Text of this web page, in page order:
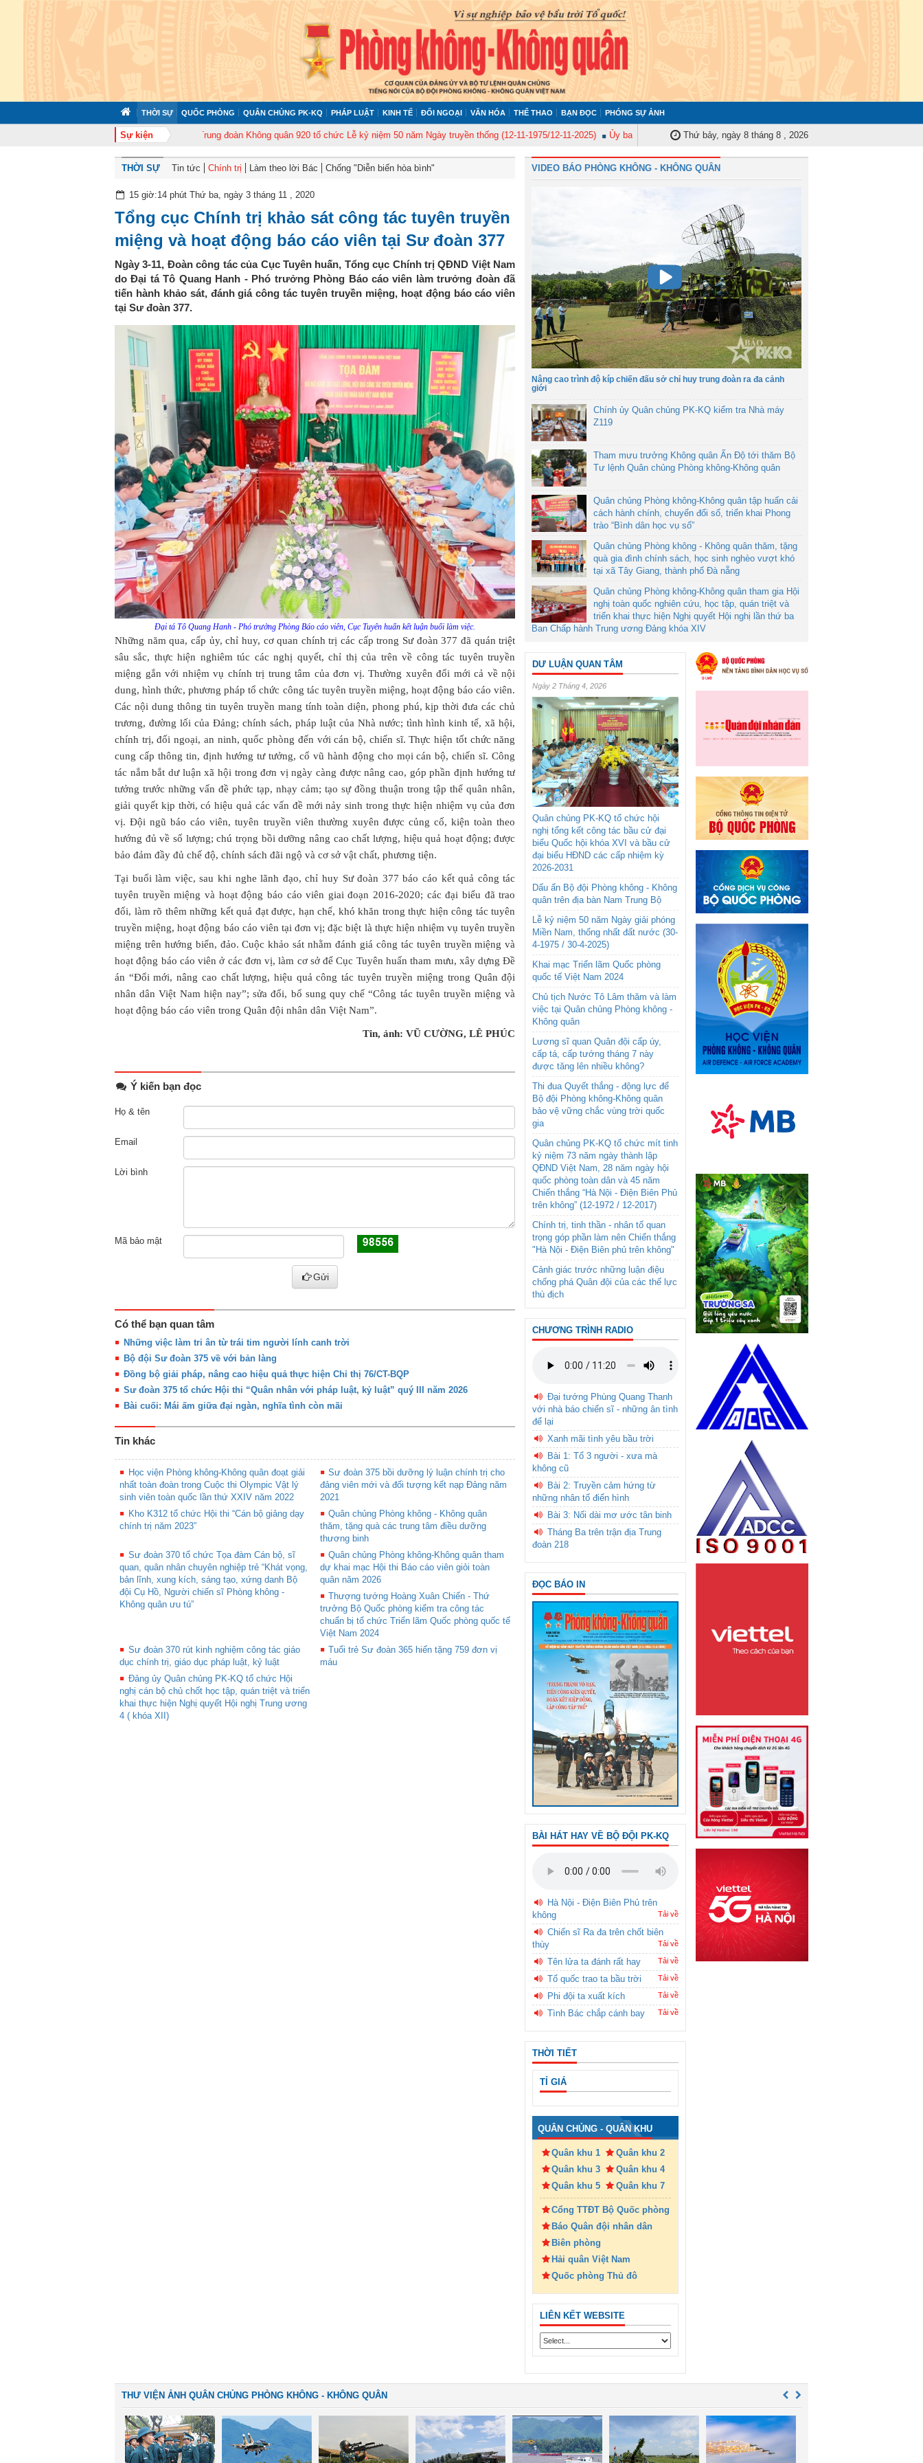
THỜI SỰ QUỐC PHÒNG QUÂN CHỦNG PK-KQ PHÁP LUẬT KINH TẾ ĐỐI NGOẠI VĂN HÓA THỂ THAO BẠN ĐỌC PHÓNG SỰ ẢNH
Sự kiện
tổ chức tập huấn cán bộ năm 2026 Trung đoàn Không quân 920 tổ chức Lễ kỷ niệm 50 năm Ngày truyền thống (12-11-1975/12-11-2025) Ủy ban Kiểm tra Quân ủy Trung ương tập huấn nghiệp vụ công tác kiểm tra, giám
Thứ bảy, ngày 8 tháng 8 , 2026
THỜI SỰ Tin tức Chính trị Làm theo lời Bác Chống "Diễn biến hòa bình"
15 giờ:14 phút Thứ ba, ngày 3 tháng 11 , 2020
Tổng cục Chính trị khảo sát công tác tuyên truyền
miệng và hoạt động báo cáo viên tại Sư đoàn 377
Ngày 3-11, Đoàn công tác của Cục Tuyên huấn, Tổng cục Chính trị QĐND Việt Nam
do Đại tá Tô Quang Hanh - Phó trưởng Phòng Báo cáo viên làm trưởng đoàn đã
tiến hành khảo sát, đánh giá công tác tuyên truyền miệng, hoạt động báo cáo viên
tại Sư đoàn 377.
Đại tá Tô Quang Hanh - Phó trưởng Phòng Báo cáo viên, Cục Tuyên huấn kết luận buổi làm việc.
Những năm qua, cấp ủy, chỉ huy, cơ quan chính trị các cấp trong Sư đoàn 377 đã quán triệt
sâu sắc, thực hiện nghiêm túc các nghị quyết, chỉ thị của trên về công tác tuyên truyền
miệng gắn với nhiệm vụ chính trị trung tâm của đơn vị. Thường xuyên đổi mới cả về nội
dung, hình thức, phương pháp tổ chức công tác tuyên truyền miệng, hoạt động báo cáo viên.
Các nội dung thông tin tuyên truyền mang tính toàn diện, phong phú, kịp thời đưa các chủ
trương, đường lối của Đảng; chính sách, pháp luật của Nhà nước; tình hình kinh tế, xã hội,
chính trị, đối ngoại, an ninh, quốc phòng đến với cán bộ, chiến sĩ. Thực hiện tốt chức năng
cung cấp thông tin, định hướng tư tưởng, cổ vũ hành động cho mọi cán bộ, chiến sĩ. Công
tác nắm bắt dư luận xã hội trong đơn vị ngày càng được nâng cao, góp phần định hướng tư
tưởng trước những vấn đề phức tạp, nhạy cảm; tạo sự đồng thuận trong tập thể quân nhân,
giải quyết kịp thời, có hiệu quả các vấn đề mới nảy sinh trong thực hiện nhiệm vụ của đơn
vị. Đội ngũ báo cáo viên, tuyên truyền viên thường xuyên được củng cố, kiện toàn theo
hướng đủ về số lượng; chú trọng bồi dưỡng nâng cao chất lượng, hiệu quả hoạt động; được
bảo đảm đầy đủ chế độ, chính sách đãi ngộ và cơ sở vật chất, phương tiện.
Tại buổi làm việc, sau khi nghe lãnh đạo, chỉ huy Sư đoàn 377 báo cáo kết quả công tác
tuyên truyền miệng và hoạt động báo cáo viên giai đoạn 2016-2020; các đại biểu đã trao
đổi, làm rõ thêm những kết quả đạt được, hạn chế, khó khăn trong thực hiện công tác tuyên
truyền miệng, hoạt động báo cáo viên tại đơn vị; đặc biệt là thực hiện nhiệm vụ tuyên truyền
miệng trên hướng biển, đảo. Cuộc khảo sát nhằm đánh giá công tác tuyên truyền miệng và
hoạt động báo cáo viên ở các đơn vị, làm cơ sở để Cục Tuyên huấn tham mưu, xây dựng Đề
án “Đổi mới, nâng cao chất lượng, hiệu quả công tác tuyên truyền miệng trong Quân đội
nhân dân Việt Nam hiện nay”; sửa đổi, bổ sung quy chế “Công tác tuyên truyền miệng và
hoạt động báo cáo viên trong Quân đội nhân dân Việt Nam”.
Tin, ảnh: VŨ CƯỜNG, LÊ PHÚC
Ý kiến bạn đọc
Họ & tên
Email
Lời bình
Mã bảo mật
Gửi
Có thể bạn quan tâm
Những việc làm tri ân từ trái tim người lính canh trời
Bộ đội Sư đoàn 375 về với bản làng
Đồng bộ giải pháp, nâng cao hiệu quả thực hiện Chỉ thị 76/CT-BQP
Sư đoàn 375 tổ chức Hội thi “Quân nhân với pháp luật, kỷ luật” quý III năm 2026
Bài cuối: Mái ấm giữa đại ngàn, nghĩa tình còn mãi
Tin khác
Học viện Phòng không-Không quân đoạt giải
nhất toàn đoàn trong Cuộc thi Olympic Vật lý
sinh viên toàn quốc lần thứ XXIV năm 2022
Sư đoàn 375 bồi dưỡng lý luận chính trị cho
đảng viên mới và đối tượng kết nạp Đảng năm
2021
Kho K312 tổ chức Hội thi “Cán bộ giảng dạy
chính trị năm 2023”
Quân chủng Phòng không - Không quân
thăm, tặng quà các trung tâm điều dưỡng
thương binh
Sư đoàn 370 tổ chức Tọa đàm Cán bộ, sĩ
quan, quân nhân chuyên nghiệp trẻ “Khát vọng,
bản lĩnh, xung kích, sáng tạo, xứng danh Bộ
đội Cụ Hồ, Người chiến sĩ Phòng không -
Không quân ưu tú”
Quân chủng Phòng không-Không quân tham
dự khai mạc Hội thi Báo cáo viên giỏi toàn
quân năm 2026
Thượng tướng Hoàng Xuân Chiến - Thứ
trưởng Bộ Quốc phòng kiểm tra công tác
chuẩn bị tổ chức Triển lãm Quốc phòng quốc tế
Việt Nam 2024
Sư đoàn 370 rút kinh nghiệm công tác giáo
dục chính trị, giáo dục pháp luật, kỷ luật
Tuổi trẻ Sư đoàn 365 hiến tặng 759 đơn vị
máu
Đảng ủy Quân chủng PK-KQ tổ chức Hội
nghị cán bộ chủ chốt học tập, quán triệt và triển
khai thực hiện Nghị quyết Hội nghị Trung ương
4 ( khóa XII)
VIDEO BÁO PHÒNG KHÔNG - KHÔNG QUÂN
Nâng cao trình độ kíp chiến đấu sở chỉ huy trung đoàn ra đa cảnh
giới
Chính ủy Quân chủng PK-KQ kiểm tra Nhà máy
Z119
Tham mưu trưởng Không quân Ấn Độ tới thăm Bộ
Tư lệnh Quân chủng Phòng không-Không quân
Quân chủng Phòng không-Không quân tập huấn cải
cách hành chính, chuyển đổi số, triển khai Phong
trào “Bình dân học vụ số”
Quân chủng Phòng không - Không quân thăm, tặng
quà gia đình chính sách, học sinh nghèo vượt khó
tại xã Tây Giang, thành phố Đà nẵng
Quân chủng Phòng không-Không quân tham gia Hội
nghị toàn quốc nghiên cứu, học tập, quán triệt và
triển khai thực hiện Nghị quyết Hội nghị lần thứ ba
Ban Chấp hành Trung ương Đảng khóa XIV
DƯ LUẬN QUAN TÂM
Ngày 2 Tháng 4, 2026
Quân chủng PK-KQ tổ chức hội
nghị tổng kết công tác bầu cử đại
biểu Quốc hội khóa XVI và bầu cử
đại biểu HĐND các cấp nhiệm kỳ
2026-2031
Dấu ấn Bộ đội Phòng không - Không
quân trên địa bàn Nam Trung Bộ
Lễ kỷ niệm 50 năm Ngày giải phóng
Miền Nam, thống nhất đất nước (30-
4-1975 / 30-4-2025)
Khai mạc Triển lãm Quốc phòng
quốc tế Việt Nam 2024
Chủ tịch Nước Tô Lâm thăm và làm
việc tại Quân chủng Phòng không -
Không quân
Lương sĩ quan Quân đội cấp úy,
cấp tá, cấp tướng tháng 7 này
được tăng lên nhiều không?
Thi đua Quyết thắng - động lực để
Bộ đội Phòng không-Không quân
bảo vệ vững chắc vùng trời quốc
gia
Quân chủng PK-KQ tổ chức mít tinh
kỷ niệm 73 năm ngày thành lập
QĐND Việt Nam, 28 năm ngày hội
quốc phòng toàn dân và 45 năm
Chiến thắng “Hà Nội - Điện Biên Phủ
trên không” (12-1972 / 12-2017)
Chính trị, tinh thần - nhân tố quan
trọng góp phần làm nên Chiến thắng
"Hà Nội - Điện Biên phủ trên không"
Cảnh giác trước những luận điệu
chống phá Quân đội của các thế lực
thù địch
CHƯƠNG TRÌNH RADIO
Đại tướng Phùng Quang Thanh
với nhà báo chiến sĩ - những ân tình
để lại
Xanh mãi tình yêu bầu trời
Bài 1: Tổ 3 người - xưa mà
không cũ
Bài 2: Truyền cảm hứng từ
những nhân tố điển hình
Bài 3: Nối dài mơ ước tân binh
Tháng Ba trên trận địa Trung
đoàn 218
ĐỌC BÁO IN
BÀI HÁT HAY VỀ BỘ ĐỘI PK-KQ
Hà Nội - Điện Biên Phủ trên
không
Tải về
Chiến sĩ Ra đa trên chốt biên
thùy
Tải về
Tên lửa ta đánh rất hay Tải về
Tổ quốc trao ta bầu trời Tải về
Phi đội ta xuất kích Tải về
Tình Bác chắp cánh bay Tải về
THỜI TIẾT
TỈ GIÁ
QUÂN CHỦNG - QUÂN KHU
Quân khu 1
Quân khu 2
Quân khu 3
Quân khu 4
Quân khu 5
Quân khu 7
Cổng TTĐT Bộ Quốc phòng
Báo Quân đội nhân dân
Biên phòng
Hải quân Việt Nam
Quốc phòng Thủ đô
LIÊN KẾT WEBSITE
THƯ VIỆN ẢNH QUÂN CHỦNG PHÒNG KHÔNG - KHÔNG QUÂN